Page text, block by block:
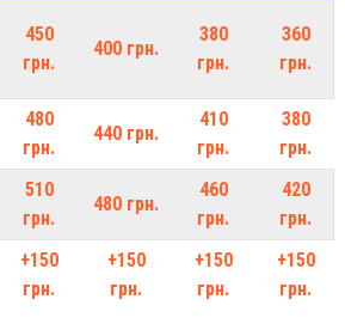
450
грн.
400 грн.
380
грн.
360
грн.
480
грн.
440 грн.
410
грн.
380
грн.
510
грн.
480 грн.
460
грн.
420
грн.
+150
грн.
+150
грн.
+150
грн.
+150
грн.